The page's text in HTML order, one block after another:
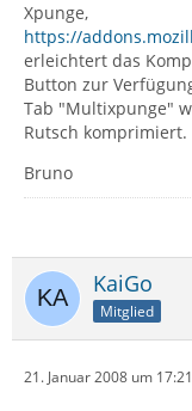
Xpunge,
https://
erleichtert das
Button zur
Tab "Multixpunge"
Rutsch komprimiert.
Bruno
KaiGo
Mitglied
21. Januar 2008 um 17:21